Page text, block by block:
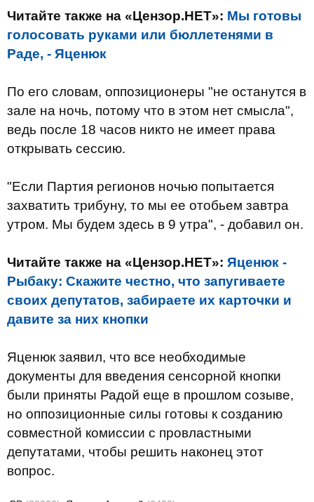
Читайте также на «Цензор.НЕТ»: Мы готовы
голосовать руками или бюллетенями в
Раде, - Яценюк
По его словам, оппозиционеры "не останутся в
зале на ночь, потому что в этом нет смысла",
ведь после 18 часов никто не имеет права
открывать сессию.
"Если Партия регионов ночью попытается
захватить трибуну, то мы ее отобьем завтра
утром. Мы будем здесь в 9 утра", - добавил он.
Читайте также на «Цензор.НЕТ»: Яценюк -
Рыбаку: Скажите честно, что запугиваете
своих депутатов, забираете их карточки и
давите за них кнопки
Яценюк заявил, что все необходимые
документы для введения сенсорной кнопки
были приняты Радой еще в прошлом созыве,
но оппозиционные силы готовы к созданию
совместной комиссии с провластными
депутатами, чтобы решить наконец этот
вопрос.